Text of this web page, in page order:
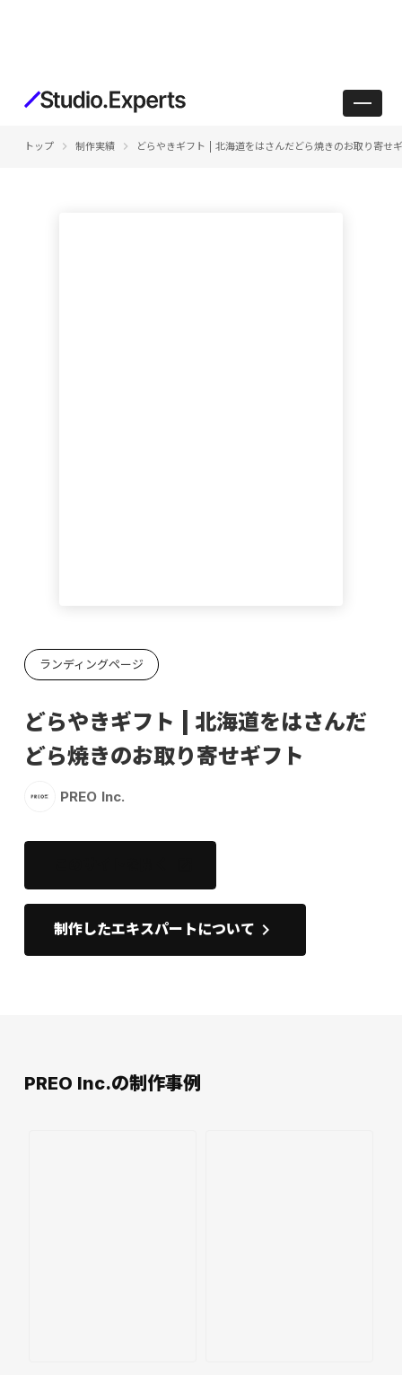
トップ keyboard_arrow_right 制作実績 keyboard_arrow_right どらやきギフト | 北海道をはさんだどら焼きのお取り寄せ
ランディングページ
どらやきギフト | 北海道をはさんだ
どら焼きのお取り寄せギフト
PREO Inc.
制作したエキスパートについて keyboard_arrow_right
PREO Inc.の制作事例